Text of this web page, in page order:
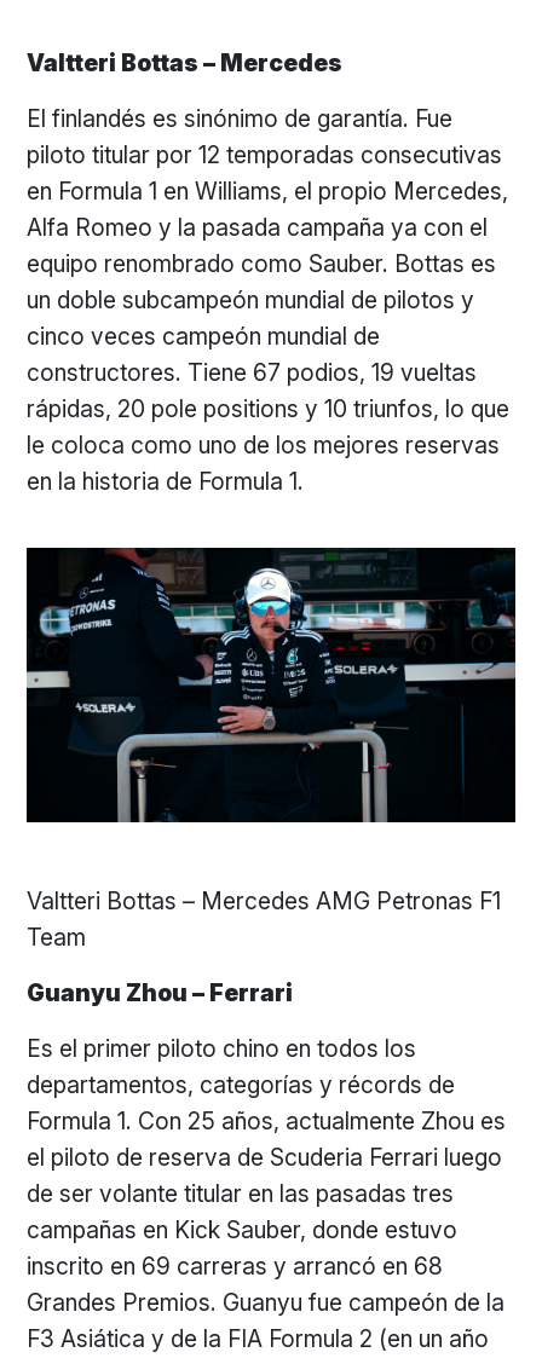
Valtteri Bottas – Mercedes
El finlandés es sinónimo de garantía. Fue
piloto titular por 12 temporadas consecutivas
en Formula 1 en Williams, el propio Mercedes,
Alfa Romeo y la pasada campaña ya con el
equipo renombrado como Sauber. Bottas es
un doble subcampeón mundial de pilotos y
cinco veces campeón mundial de
constructores. Tiene 67 podios, 19 vueltas
rápidas, 20 pole positions y 10 triunfos, lo que
le coloca como uno de los mejores reservas
en la historia de Formula 1.
Valtteri Bottas – Mercedes AMG Petronas F1
Team
Guanyu Zhou – Ferrari
Es el primer piloto chino en todos los
departamentos, categorías y récords de
Formula 1. Con 25 años, actualmente Zhou es
el piloto de reserva de Scuderia Ferrari luego
de ser volante titular en las pasadas tres
campañas en Kick Sauber, donde estuvo
inscrito en 69 carreras y arrancó en 68
Grandes Premios. Guanyu fue campeón de la
F3 Asiática y de la FIA Formula 2 (en un año